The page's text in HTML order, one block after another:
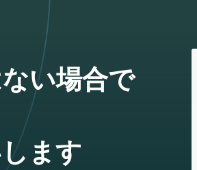
い場合で
ます